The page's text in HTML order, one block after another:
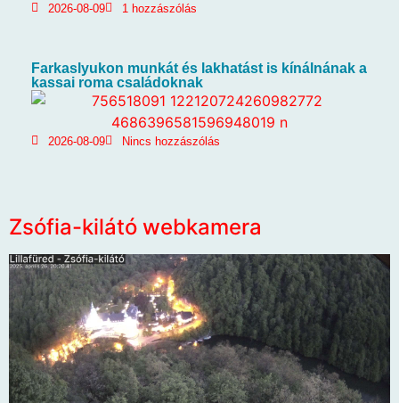
2026-08-09 1 hozzászólás
Farkaslyukon munkát és lakhatást is kínálnának a
kassai roma családoknak
2026-08-09 Nincs hozzászólás
Zsófia-kilátó webkamera